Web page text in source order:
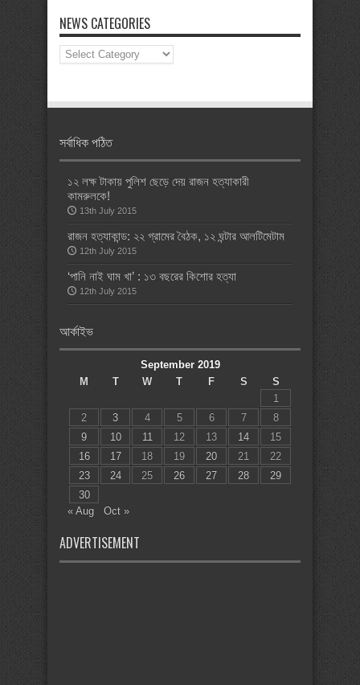
NEWS CATEGORIES
News
Categories
সর্বাধিক পঠিত
১২ লক্ষ টাকায় পুলিশ ছেড়ে দেয় রাজন হত্যাকারী
কামরুলকে!
13th July 2015
রাজন হত্যাকান্ড: ২২ গ্রামের বৈঠক, ১২ ঘন্টার আলটিমেটাম
12th July 2015
‘পানি নাই ঘাম খা’ : ১৩ বছরের কিশোর হত্যা
12th July 2015
আর্কাইভ
September 2019
M
T W T F S
S
1
2
3 4 5 6 7
8
9
10 11 12 13 14
15
16
17 18 19 20 21
22
23
24 25 26 27 28
29
30
« Aug
Oct »
ADVERTISEMENT